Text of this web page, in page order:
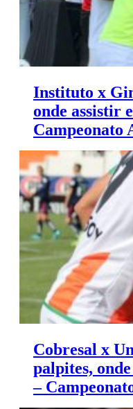
Instituto x
onde assistir
Campeonato
Instituto x Gimnasia:
– Campeonato
Cobresal x
palpites,
–